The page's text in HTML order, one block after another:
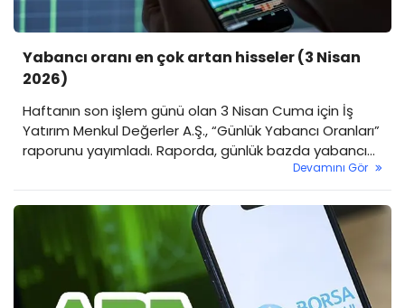
Yabancı oranı en çok artan hisseler (3 Nisan
2026)
Haftanın son işlem günü olan 3 Nisan Cuma için İş
Yatırım Menkul Değerler A.Ş., “Günlük Yabancı Oranları”
raporunu yayımladı. Raporda, günlük bazda yabancı
oranı artan ve azalan hisselerin yanı sıra son günlerde
yabancı oranı sürekli değişim gösteren hisselere yer
verildi.
Devamını Gör